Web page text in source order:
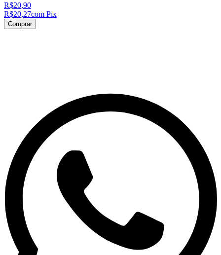
R$20,90
R$20,27com Pix
Comprar